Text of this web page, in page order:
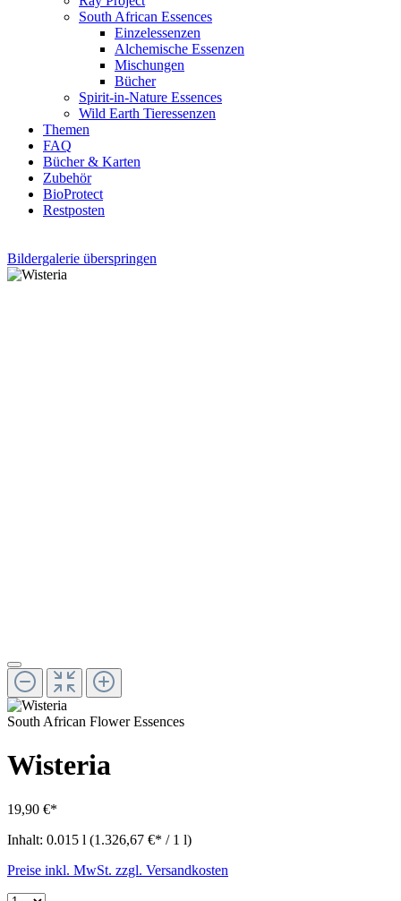
South African Essences
Einzelessenzen
Alchemische Essenzen
Mischungen
Bücher
Spirit-in-Nature Essences
Wild Earth Tieressenzen
Themen
FAQ
Bücher & Karten
Zubehör
BioProtect
Restposten
Bildergalerie überspringen
South African Flower Essences
Wisteria
19,90 €*
Inhalt: 0.015 l (1.326,67 €* / 1 l)
Preise inkl. MwSt. zzgl. Versandkosten